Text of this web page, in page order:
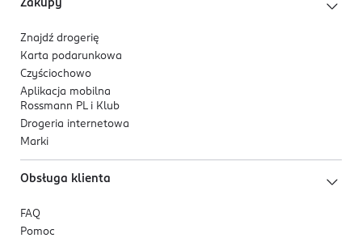
Zakupy
Znajdź drogerię
Karta podarunkowa
Czyściochowo
Aplikacja mobilna
Rossmann PL i Klub
Drogeria internetowa
Marki
Obsługa klienta
FAQ
Pomoc